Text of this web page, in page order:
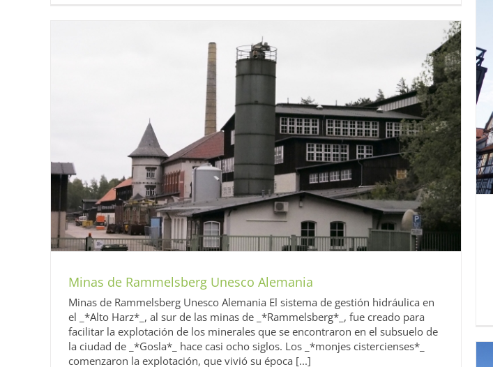
Casco Antiguo de Goslar Unesco Alemania
Diarios 2014 UNESCO Alemania Europa Unesco
Minas de Rammelsberg Unesco Alemania
Minas de Rammelsberg Unesco Alemania El sistema de gestión hidráulica en
el _*Alto Harz*_, al sur de las minas de _*Rammelsberg*_, fue creado para
facilitar la explotación de los minerales que se encontraron en el subsuelo de
la ciudad de _*Gosla*_ hace casi ocho siglos. Los _*monjes cistercienses*_
comenzaron la explotación, que vivió su época [...]